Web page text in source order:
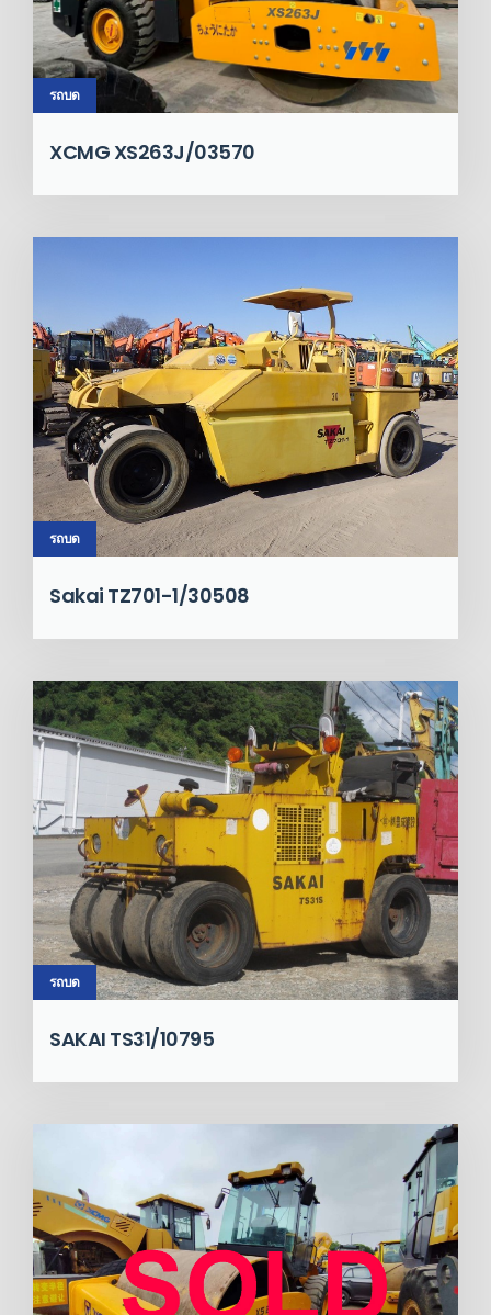
รถบด
XCMG XS263J/03570
รถบด
Sakai TZ701-1/30508
รถบด
SAKAI TS31/10795